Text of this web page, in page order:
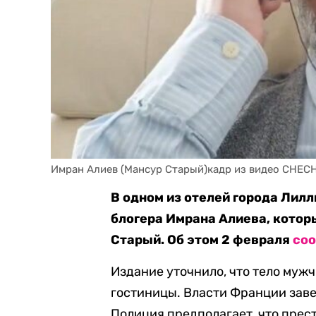
Имран Алиев (Мансур Старый)кадр из видео
В одном из отелей города
блогера Имрана Алиева,
Старый. Об этом 2 февраля
Издание уточнило, что тело
гостиницы. Власти Франции